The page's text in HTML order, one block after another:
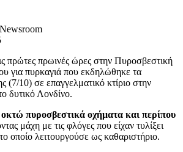
Newsroom
πρώτες πρωινές ώρες στην Πυροσβεστική
για πυρκαγιά που εκδηλώθηκε τα
(7/10) σε επαγγελματικό κτίριο στην
δυτικό Λονδίνο.
οκτώ πυροσβεστικά οχήματα και περίπου
μάχη με τις φλόγες που είχαν τυλίξει
οποίο λειτουργούσε ως καθαριστήριο.